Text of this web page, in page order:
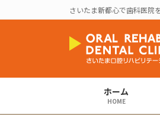
ン
へ
ビ
ョ
さいたま新都心で歯科医院
ホーム
HOME